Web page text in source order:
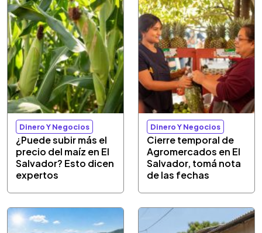
Dinero Y Negocios
¿Puede subir más el
precio del maíz en El
Salvador? Esto dicen
expertos
Dinero Y Negocios
Cierre temporal de
Agromercados en El
Salvador, tomá nota
de las fechas